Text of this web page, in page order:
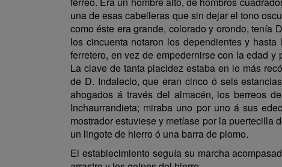
una de esas cabelleras que sin dejar el tono
como éste era grande, colorado y orondo, tenía
los cincuenta notaron los dependientes y
ferretero, en vez de empedernirse con la edad
La clave de tanta placidez estaba en lo más
de D. Indalecio, que eran cinco ó seis
ahogados á través del almacén, los berreos
Inchaurrandieta; miraba uno por uno á sus
mostrador estuviese y metíase por la puertecilla
un lingote de hierro ó una barra de plomo.
El establecimiento seguía su marcha